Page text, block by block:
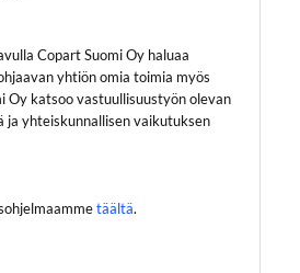
Copart Suomi Oy haluaa
yhtiön omia toimia myös
Oy katsoo vastuullisuustyön olevan
ja yhteiskunnallisen vaikutuksen
täältä.